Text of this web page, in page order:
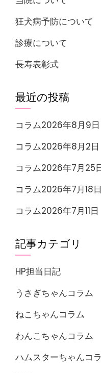
狂犬病予防について
診療について
長寿表彰式
最近の投稿
コラム2026年8月9
コラム2026年8月2日
コラム2026年7月25
コラム2026年7月18
コラム2026年7月11
記事カテゴリ
HP担当日記
うさぎちゃんコラム
ねこちゃんコラム
わんこちゃんコラム
ハムスターちゃんコ